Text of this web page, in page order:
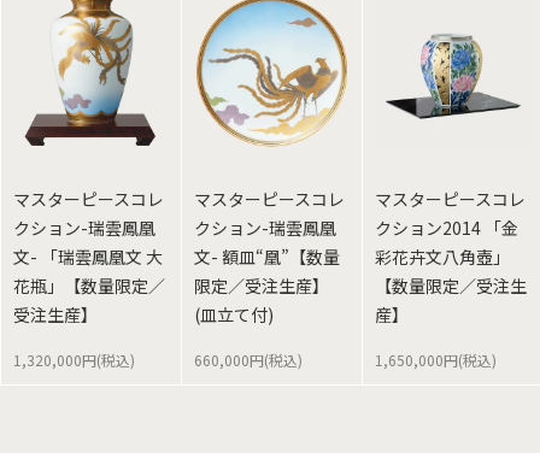
マスターピースコレ
クション-瑞雲鳳凰
文- 「瑞雲鳳凰文 大
花瓶」【数量限定／
受注生産】
1,320,000円(税込)
マスターピースコレ
クション-瑞雲鳳凰
文- 額皿“凰”【数量
限定／受注生産】
(皿立て付)
660,000円(税込)
マスターピースコレ
クション2014 「金
彩花卉文八角壺」
【数量限定／受注生
産】
1,650,000円(税込)